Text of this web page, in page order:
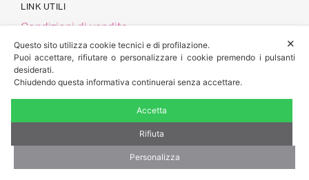
LINK UTILI
Condizioni di vendita
Pagamenti
Spedizioni e Resi
Privacy Policy
| Alessandra Belviso, via Francesco Crispi
n.15 cap 52100, Arezzo (AR) | P.IVA: 02434510513 | CF:
BLVLSN79L42L219E
✕
Questo sito utilizza cookie tecnici e di profilazione.
Puoi accettare, rifiutare o personalizzare i cookie premendo i pulsanti
desiderati.
Chiudendo questa informativa continuerai senza accettare.
Accetta
Rifiuta
Personalizza